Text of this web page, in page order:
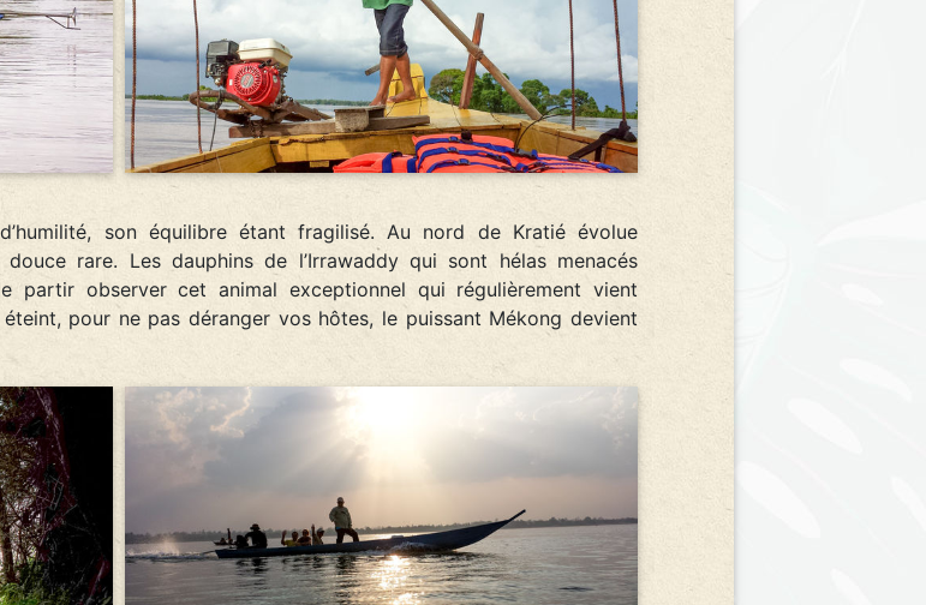
son équilibre étant fragilisé. Au nord de Kratié évolue
rare. Les dauphins de l’Irrawaddy qui sont hélas menacés
partir observer cet animal exceptionnel qui régulièrement vient
pour ne pas déranger vos hôtes, le puissant Mékong devient